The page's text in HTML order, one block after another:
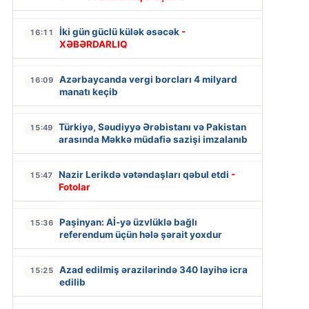
16:11 İki gün güclü külək əsəcək -
XƏBƏRDARLIQ
16:09
Azərbaycanda vergi borcları 4 milyard
manatı keçib
15:49
Türkiyə, Səudiyyə Ərəbistanı və Pakistan
arasında Məkkə müdafiə sazişi imzalanıb
15:47 Nazir Lerikdə vətəndaşları qəbul etdi -
Fotolar
15:36
Paşinyan: Aİ-yə üzvlüklə bağlı
referendum üçün hələ şərait yoxdur
15:25
Azad edilmiş ərazilərində 340 layihə icra
edilib